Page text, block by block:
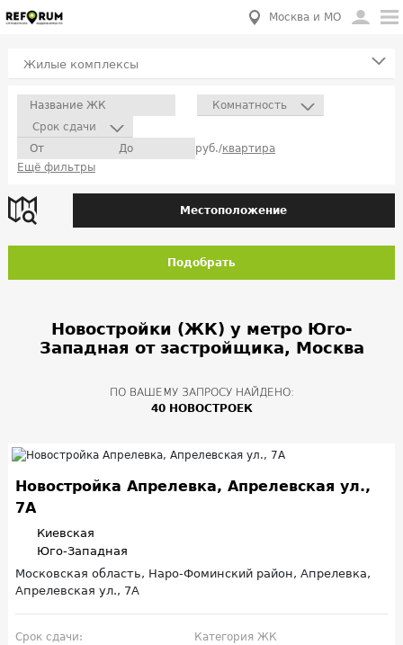
Москва и МО
Жилые комплексы
Комнатность
Срок сдачи
руб./квартира
Ещё фильтры
Местоположение
Подобрать
Новостройки (ЖК) у метро Юго-
Западная от застройщика, Москва
ПО ВАШЕМУ ЗАПРОСУ НАЙДЕНО:
40 НОВОСТРОЕК
Новостройка Апрелевка, Апрелевская ул.,
7А
Киевская
Юго-Западная
Московская область, Наро-Фоминский район, Апрелевка,
Апрелевская ул., 7А
Срок сдачи:
Категория ЖК